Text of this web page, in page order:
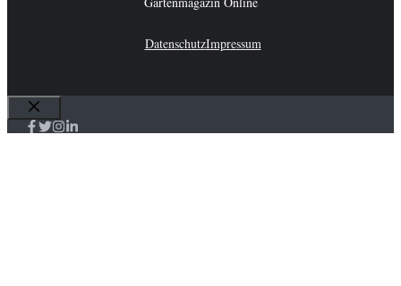
DatenschutzImpressum
Schließen